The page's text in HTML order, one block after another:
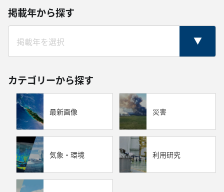
掲載年から探す
カテゴリーから探す
最新画像 災害
気象・環境 利用研究